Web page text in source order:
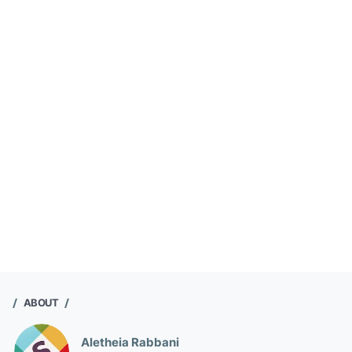
ABOUT
Aletheia Rabbani